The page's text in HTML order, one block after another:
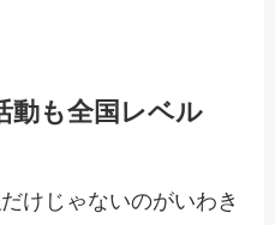
動も全国レベル
けじゃないのがいわき